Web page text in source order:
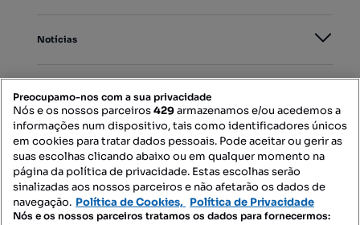
Notícias
Mapa do Site
Contacte-nos
Preocupamo-nos com a sua privacidade
Nós e os nossos parceiros429armazenamos e/ou acedemos a
informações num dispositivo, tais como identificadores únicos
em cookies para tratar dados pessoais. Pode aceitar ou gerir as
suas escolhas clicando abaixo ou em qualquer momento na
página da política de privacidade. Estas escolhas serão
sinalizadas aos nossos parceiros e não afetarão os dados de
navegação. Política de Cookies, Política de Privacidade
Nós e os nossos parceiros tratamos os dados para fornecermos: